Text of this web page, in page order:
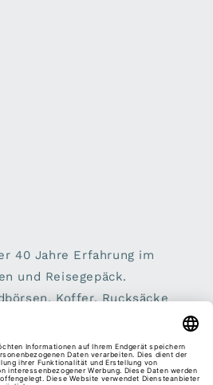
40 Jahre Erfahrung im
und Reisegepäck.
Koffer, Rucksäcke
zu Hause.
Sei dabei: